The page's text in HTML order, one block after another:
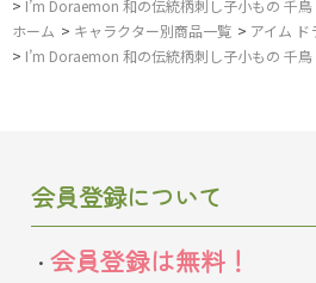
> I’m Doraemon 和の伝統柄刺し子小もの 千鳥
ホーム > キャラクター別商品一覧 > アイム ド
> I’m Doraemon 和の伝統柄刺し子小もの 千鳥
会員登録について
会員登録は無料！